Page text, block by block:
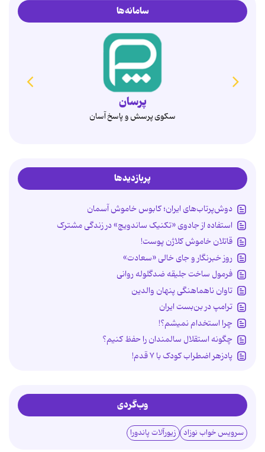
سامانه‌ها
همدم
انتخاب آگاهانه، ازدواج پایدار
پربازدیدها
دوش‌پرتاب‌های ایران؛ کابوس خاموش آسمان
استفاده از جادوی «تکنیک ساندویچ» در زندگی مشترک
قاتلان خاموش کلاژن پوست!
روز خبرنگار و جای خالی «سعادت»
فرمول ساخت جلیقه ضدگلوله روانی
تاوان ناهماهنگی پنهان والدین
ترامپ در بن‌بست ایران
چرا استخدام نمیشم؟!
چگونه استقلال سالمندان را حفظ کنیم؟
پادزهر اضطراب کودک با ۷ قدم!
وب‌گردی
سرویس خواب نوزاد زیورآلات پاندورا